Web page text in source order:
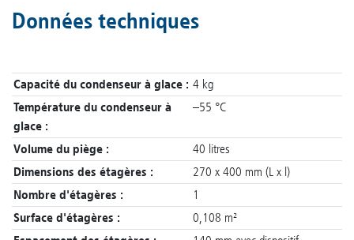
Données techniques
Capacité du condenseur à glace : 4 kg
Température du condenseur à
glace :
–55 °C
Volume du piège :
40 litres
Dimensions des étagères :
270 x 400 mm (L x l)
Nombre d'étagères :
1
Surface d'étagères :
0,108 m²